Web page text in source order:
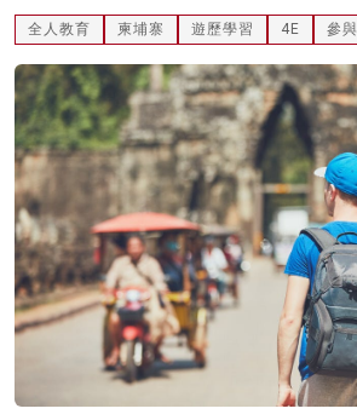
關於我們
全人教育 柬埔寨 遊歷學習 4E 參與